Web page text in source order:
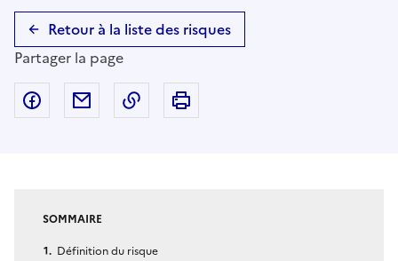
Retour à la liste des risques
Partager la page
Partager sur Facebook
Partager par emailCopier dans le presse-papier
SOMMAIRE
Définition du risque